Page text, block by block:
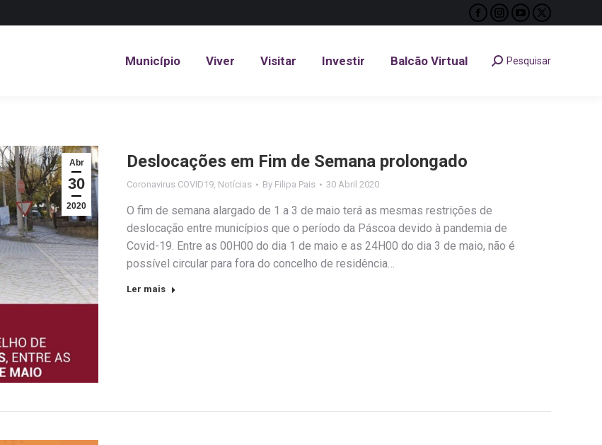
Facebook
opens
Instagram
opens
YouTube
opens
X
opens
Município Viver Visitar Investir Balcão Virtual Search:Pesquisar
Abr
30
2020
Deslocações em Fim de Semana prolongado
Coronavirus COVID19, Notícias By Filipa Pais 30 Abril 2020
O fim de semana alargado de 1 a 3 de maio terá as mesmas restrições de
deslocação entre municípios que o período da Páscoa devido à pandemia de
Covid-19. Entre as 00H00 do dia 1 de maio e as 24H00 do dia 3 de maio, não é
possível circular para fora do concelho de residência…
Ler mais
Município Viver Visitar Investir Balcão Virtual Search:
Pesquisar